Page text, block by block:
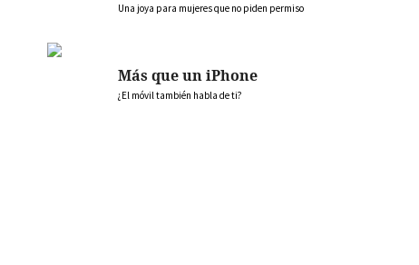
Una joya para mujeres que no piden permiso
Más que un iPhone
¿El móvil también habla de ti?